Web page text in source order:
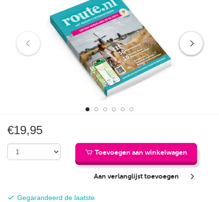
€19,95
Toevoegen aan winkelwagen
Aan verlanglijst toevoegen
Actualiteit:
Gegarandeerd de laatste